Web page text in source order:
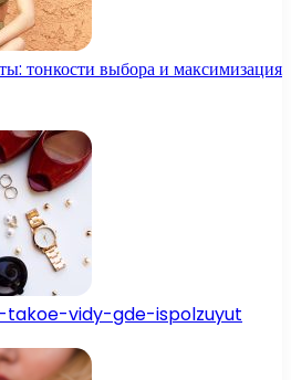
тонкости выбора и максимизация
vidy-gde-ispolzuyut